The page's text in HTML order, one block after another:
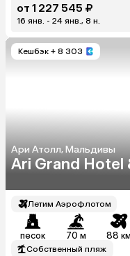
от 1 227 545 ₽
16 янв. - 24 янв., 8 н.
Кешбэк + 8 303
Ари Атолл, Мальдивы
Ari Grand Hotel
Летим Аэрофлотом
песок 70 м 88 км
Собственный пляж